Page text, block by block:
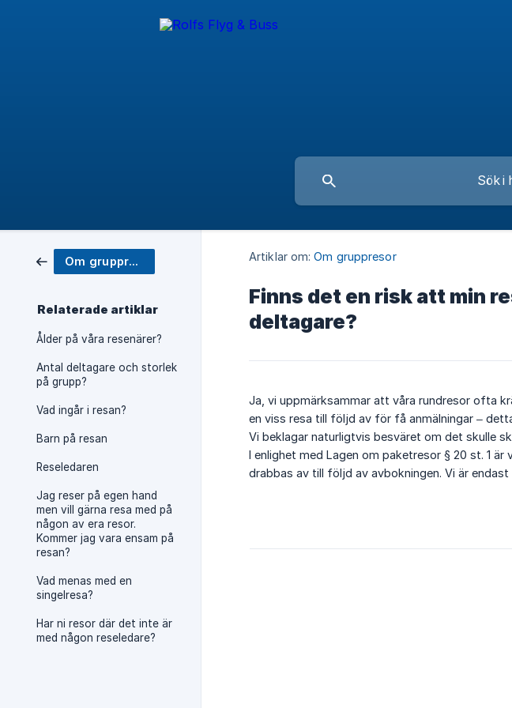
Om gruppresor
Relaterade artiklar
Ålder på våra resenärer?
Antal deltagare och storlek
på grupp?
Vad ingår i resan?
Barn på resan
Reseledaren
Jag reser på egen hand
men vill gärna resa med på
någon av era resor.
Kommer jag vara ensam på
resan?
Vad menas med en
singelresa?
Har ni resor där det inte är
med någon reseledare?
Artiklar om: Om gruppresor
Finns det en risk att min
deltagare?
Ja, vi uppmärksammar att våra rundresor ofta
en viss resa till följd av för få anmälningar –
Vi beklagar naturligtvis besväret om det skulle
I enlighet med Lagen om paketresor § 20 st. 1
drabbas av till följd av avbokningen. Vi är